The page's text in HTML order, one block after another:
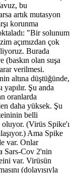
bu
artık mutasyon
korunma
"Bir solunum
açımızdan çok
Burada
(baskın olan suşa
verilmesi.
altına düştüğünde,
yapılır. Şu anda
oranlarda
daha yüksek. Şu
belli
(Virüs Spike'ı
Ama Spike
var. Onlar
Sars-Cov 2'nin
var. Virüsün
(dolayısıyla